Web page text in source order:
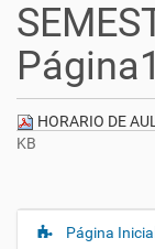
N
Página Inicial
HORARIO DE
KB